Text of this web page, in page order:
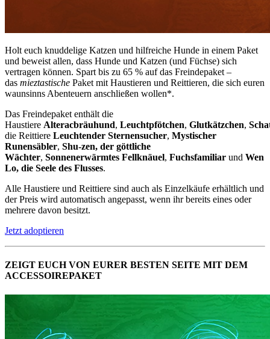
Holt euch knuddelige Katzen und hilfreiche Hunde in einem Paket
und beweist allen, dass Hunde und Katzen (und Füchse) sich
vertragen können. Spart bis zu 65 % auf das Freindepaket –
das mieztastische Paket mit Haustieren und Reittieren, die sich euren
waunsinns Abenteuern anschließen wollen*.
Das Freindepaket enthält die
Haustiere Alteracbräuhund, Leuchtpfötchen, Glutkätzchen,
die Reittiere Leuchtender Sternensucher, Mystischer
Runensäbler, Shu-zen, der göttliche
Wächter, Sonnenerwärmtes Fellknäuel, Fuchsfamiliar und Wen
Lo, die Seele des Flusses.
Alle Haustiere und Reittiere sind auch als Einzelkäufe erhältlich und
der Preis wird automatisch angepasst, wenn ihr bereits eines oder
mehrere davon besitzt.
Jetzt adoptieren
ZEIGT EUCH VON EURER BESTEN SEITE MIT DEM
ACCESSOIREPAKET